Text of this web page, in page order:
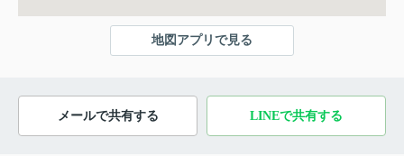
地図アプリで見る
メールで共有する LINEで共有する